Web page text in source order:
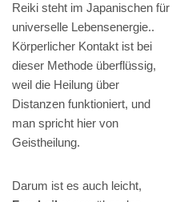
Reiki steht im Japanischen für
universelle Lebensenergie..
Körperlicher Kontakt ist bei
dieser Methode überflüssig,
weil die Heilung über
Distanzen funktioniert, und
man spricht hier von
Geistheilung.
Darum ist es auch leicht,